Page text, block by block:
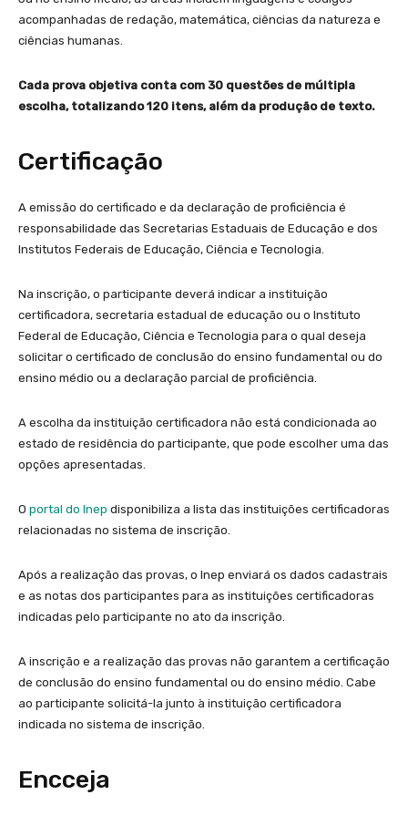
acompanhadas de redação, matemática, ciências da natureza e
ciências humanas.
Cada prova objetiva conta com 30 questões de múltipla
escolha, totalizando 120 itens, além da produção de texto.
Certificação
A emissão do certificado e da declaração de proficiência é
responsabilidade das Secretarias Estaduais de Educação e dos
Institutos Federais de Educação, Ciência e Tecnologia.
Na inscrição, o participante deverá indicar a instituição
certificadora, secretaria estadual de educação ou o Instituto
Federal de Educação, Ciência e Tecnologia para o qual deseja
solicitar o certificado de conclusão do ensino fundamental ou do
ensino médio ou a declaração parcial de proficiência.
A escolha da instituição certificadora não está condicionada ao
estado de residência do participante, que pode escolher uma das
opções apresentadas.
O portal do Inep disponibiliza a lista das instituições certificadoras
relacionadas no sistema de inscrição.
Após a realização das provas, o Inep enviará os dados cadastrais
e as notas dos participantes para as instituições certificadoras
indicadas pelo participante no ato da inscrição.
A inscrição e a realização das provas não garantem a certificação
de conclusão do ensino fundamental ou do ensino médio. Cabe
ao participante solicitá-la junto à instituição certificadora
indicada no sistema de inscrição.
Encceja